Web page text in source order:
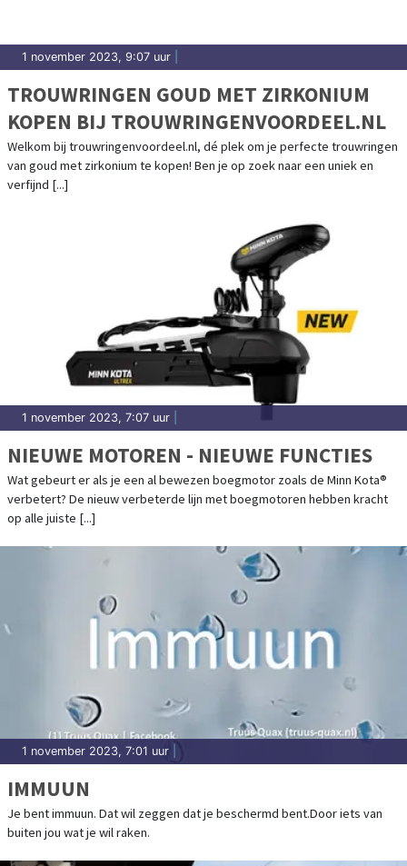
1 november 2023, 9:07 uur
TROUWRINGEN GOUD MET ZIRKONIUM
KOPEN BIJ TROUWRINGENVOORDEEL.NL
Welkom bij trouwringenvoordeel.nl, dé plek om je perfecte trouwringen
van goud met zirkonium te kopen! Ben je op zoek naar een uniek en
verfijnd [...]
1 november 2023, 7:07 uur
NIEUWE MOTOREN - NIEUWE FUNCTIES
Wat gebeurt er als je een al bewezen boegmotor zoals de Minn Kota®
verbetert? De nieuw verbeterde lijn met boegmotoren hebben kracht
op alle juiste [...]
1 november 2023, 7:01 uur
IMMUUN
Je bent immuun. Dat wil zeggen dat je beschermd bent.Door iets van
buiten jou wat je wil raken.